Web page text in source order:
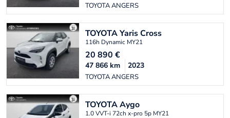
TOYOTA ANGERS
TOYOTAYaris Cross
116h Dynamic MY21
20 890 €
TOYOTA ANGERS
47 866 km 2023
TOYOTAAygo
1.0 VVT-i 72ch x-pro 5p MY21